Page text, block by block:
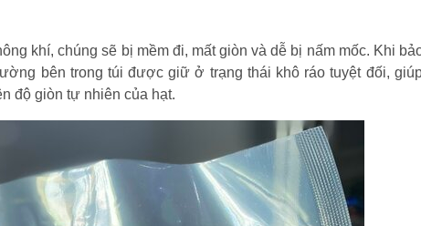
khí, chúng sẽ bị mềm đi, mất giòn và dễ bị nấm mốc. Khi
bên trong túi được giữ ở trạng thái khô ráo tuyệt đối,
độ giòn tự nhiên của hạt.